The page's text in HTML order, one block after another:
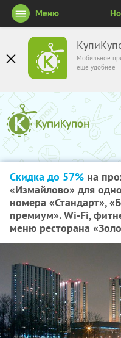
Мобильное
ещё удобнее
Меню
Скидка до 57% на
«Измайлово» для
номера «Стандарт»,
премиум». Wi-Fi,
меню ресторана